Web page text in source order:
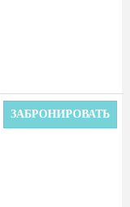
ЗАБРОНИРОВАТЬ